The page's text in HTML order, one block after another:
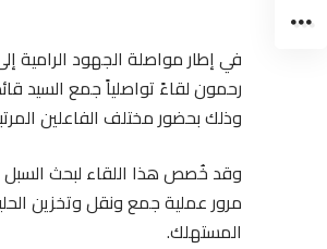
في إطار مواصلة الجهود الرامية
رحمون لقاءً تواصلياً جمع السيد
وذلك بحضور مختلف الفاعلين
وقد خُصص هذا اللقاء لبحث
مرور عملية جمع ونقل وتخزين
المستهلك.